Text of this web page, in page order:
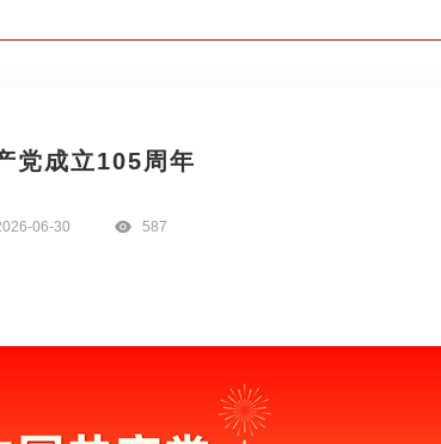
党成立105周年
06-30 587